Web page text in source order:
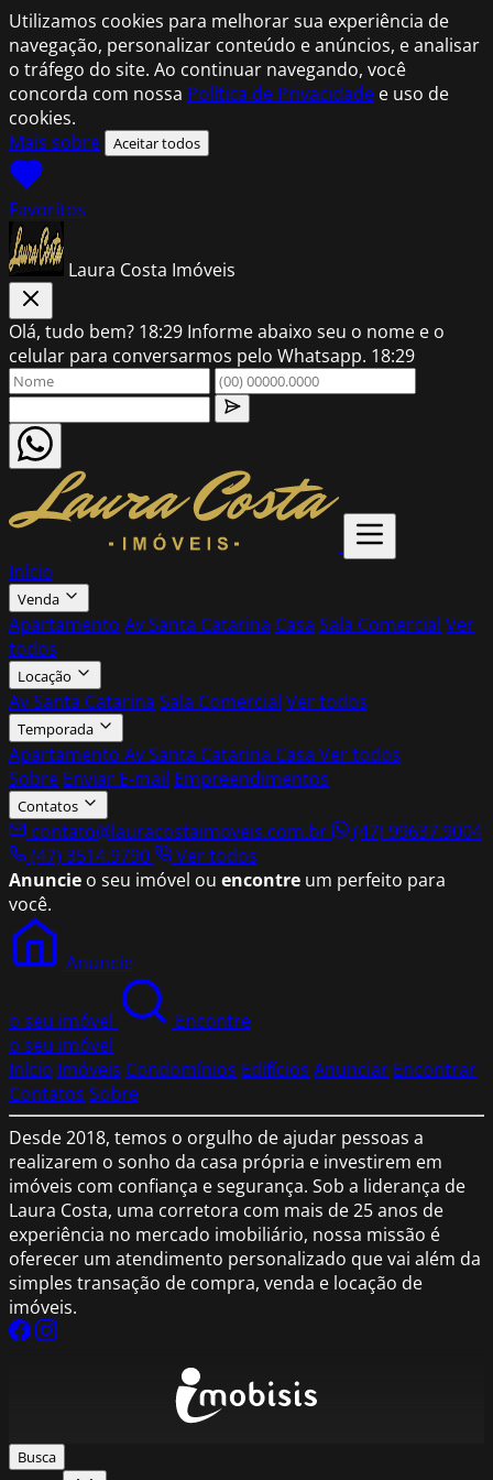
Utilizamos cookies para melhorar sua experiência de
navegação, personalizar conteúdo e anúncios, e analisar
o tráfego do site. Ao continuar navegando, você
concorda com nossa Política de Privacidade e uso de
cookies.
Mais sobre
Aceitar todos
Favoritos
Laura Costa Imóveis
Olá, tudo bem? 18:29 Informe abaixo seu o nome e o
celular para conversarmos pelo Whatsapp. 18:29
Início
Venda
Apartamento Av Santa Catarina Casa Sala Comercial Ver
todos
Locação
Av Santa Catarina Sala Comercial Ver todos
Temporada
Apartamento Av Santa Catarina Casa Ver todos
Sobre Enviar E-mail Empreendimentos
Contatos
contato@lauracostaimoveis.com.br
(47) 99637.9004
(47) 3514.9790
Ver todos
Anuncie o seu imóvel ou encontre um perfeito para
você.
Anuncie
o seu imóvel
Encontre
o seu imóvel
Início Imóveis Condomínios Edifícios Anunciar Encontrar
Contatos Sobre
Desde 2018, temos o orgulho de ajudar pessoas a
realizarem o sonho da casa própria e investirem em
imóveis com confiança e segurança. Sob a liderança de
Laura Costa, uma corretora com mais de 25 anos de
experiência no mercado imobiliário, nossa missão é
oferecer um atendimento personalizado que vai além da
simples transação de compra, venda e locação de
imóveis.
Busca